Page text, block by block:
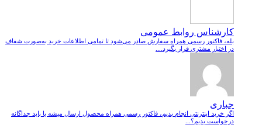
کارشناس روابط عمومی
بله، فاکتور رسمی همراه سفارش صادر می‌شود تا تمامی اطلاعات خرید به‌صورت شفاف
در اختیار مشتری قرار بگیرد....
جباری
اگر خرید اینترنتی انجام بدیم، فاکتور رسمی همراه محصول ارسال میشه یا باید جداگانه
درخواست بدیم؟...